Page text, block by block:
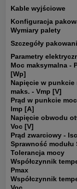
Kable wyjściowe
Konfiguracja
Wymiary palety
Szczegóły
Parametry
Moc maksymalna -
[Wp]
Napięcie w punkcie
maks. - Vmp [V]
Prąd w punkcie
Imp [A]
Napięcie obwodu
Voc [V]
Prąd zwarciowy -
Sprawność modułu
Tolerancja mocy
Współczynnik
Pmax
Współczynnik